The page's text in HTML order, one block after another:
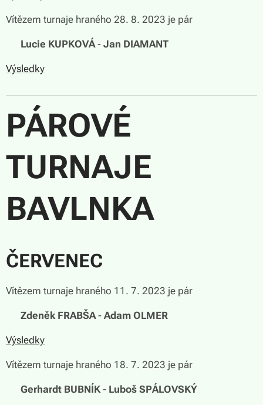
Vítězem turnaje hraného 28. 8. 2023 je pár
Lucie KUPKOVÁ- Jan DIAMANT
Výsledky
PÁROVÉ
TURNAJE
BAVLNKA
ČERVENEC
Vítězem turnaje hraného 11. 7. 2023 je pár
Zdeněk FRABŠA- Adam OLMER
Výsledky
Vítězem turnaje hraného 18. 7. 2023 je pár
Gerhardt BUBNÍK- Luboš SPÁLOVSKÝ